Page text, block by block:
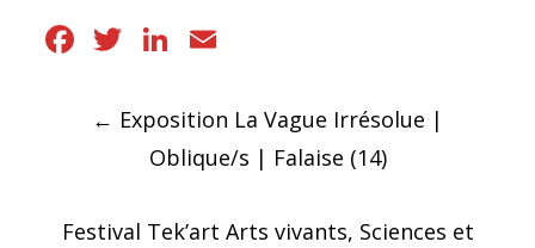
Facebook
TwitterLinkedIn
Navigation
← Exposition La Vague Irrésolue |
Oblique/s | Falaise (14)
Festival Tek’art Arts vivants, Sciences et